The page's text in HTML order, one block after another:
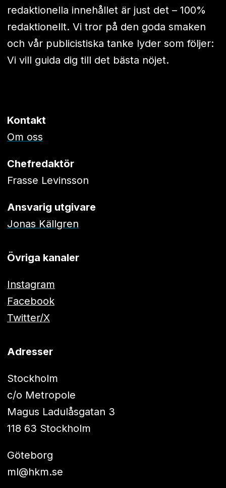
redaktionella innehållet är just det – 100%
redaktionellt. Vi tror på den goda smaken
och vår publicistiska tanke lyder som följer:
Vi vill guida dig till det bästa nöjet.
Kontakt
Om oss
Chefredaktör
Frasse Levinsson
Ansvarig utgivare
Jonas Källgren
Övriga kanaler
Instagram
Facebook
Twitter/X
Adresser
Stockholm
c/o Metropole
Magus Ladulåsgatan 3
118 63 Stockholm
Göteborg
ml@hkm.se